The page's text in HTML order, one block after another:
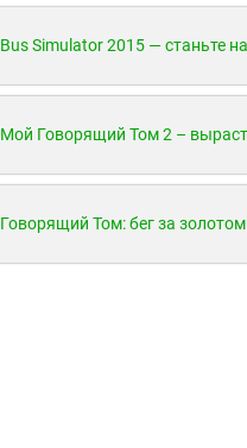
Говорящий Том: бег за золотом